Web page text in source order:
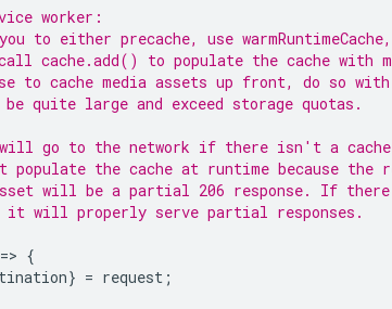
worker:
to either precache, use
cache.add() to populate the cache with
to cache media assets up front, do so
quite large and exceed storage quotas.
go to the network if there isn't a cache
the cache at runtime because the
will be a partial 206 response. If
it will properly serve partial responses.
=> {
} = request ;